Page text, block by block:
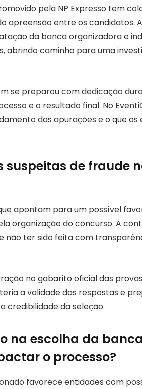
pela NP Expresso tem
apreensão entre os candidatos.
da banca organizadora e
abrindo caminho para uma
se preparou com dedicação
e o resultado final. No
das apurações e o que os
suspeitas de fraude
apontam para um possível
organização do concurso. A
não ter sido feita com
no gabarito oficial das
a validade das respostas e
credibilidade da seleção.
na escolha da banca
o processo?
favorece entidades com